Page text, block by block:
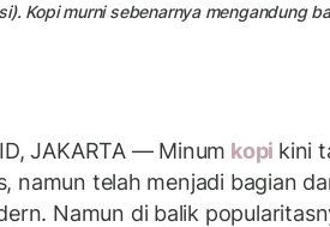
Kopi murni sebenarnya mengandung
JAKARTA — Minum kopi kini
namun telah menjadi bagian
Namun di balik